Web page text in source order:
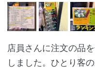
店員さんに注文の品
しました。ひとり客